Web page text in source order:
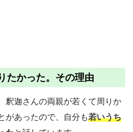
たかった。その理由
釈迦さんの両親が若くて周りか
があったので、自分も若いうち